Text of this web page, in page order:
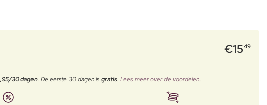
€1549
30 dagen. De eerste 30 dagen isgratis. Lees meer over de voordelen.